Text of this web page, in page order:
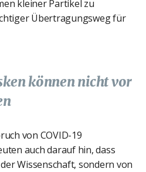
kleiner Partikel zu
Übertragungsweg für
können nicht vor
von COVID-19
auch darauf hin, dass
Wissenschaft, sondern von